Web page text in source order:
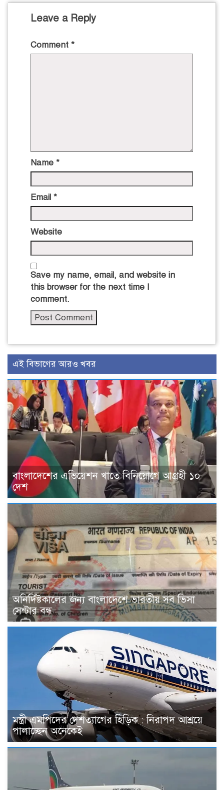
Leave a Reply
Comment *
Name *
Email *
Website
Save my name, email, and website in
this browser for the next time I
comment.
এই বিভাগের আরও খবর
বাংলাদেশের এভিয়েশন খাতে বিনিয়োগে আগ্রহী ১০
দেশ
অনির্দিষ্টকালের জন্য বাংলাদেশে ভারতীয় সব ভিসা
সেন্টার বন্ধ
মন্ত্রী এমপিদের দেশত্যাগের হিড়িক : নিরাপদ আশ্রয়ে
পালাচ্ছেন অনেকেই